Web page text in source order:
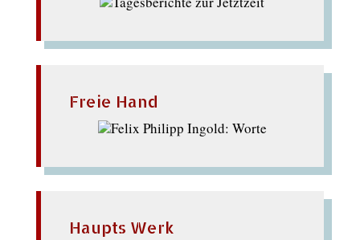
Freie Hand
Haupts Werk